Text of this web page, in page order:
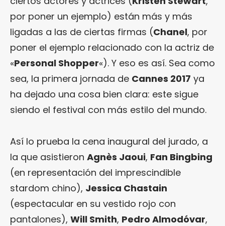
por poner un ejemplo) están más y más
ligadas a las de ciertas firmas (Chanel, por
poner el ejemplo relacionado con la actriz de
«Personal Shopper«). Y eso es así. Sea como
sea, la primera jornada de Cannes 2017 ya
ha dejado una cosa bien clara: este sigue
siendo el festival con más estilo del mundo.
Así lo prueba la cena inaugural del jurado, a
la que asistieron Agnès Jaoui, Fan Bingbing
(en representación del imprescindible
stardom chino), Jessica Chastain
(espectacular en su vestido rojo con
pantalones), Will Smith, Pedro Almodóvar,